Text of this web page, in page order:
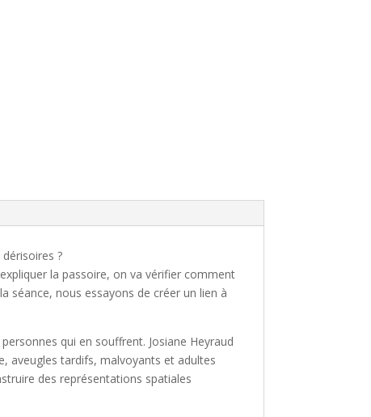
?
la passoire, on va vérifier comment
séance, nous essayons de créer un lien à
qui en souffrent. Josiane Heyraud
aveugles tardifs, malvoyants et adultes
des représentations spatiales